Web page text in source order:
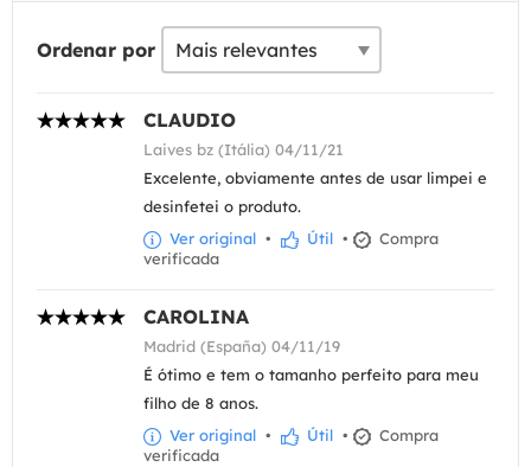
Ordenar por
CLAUDIO
Laives bz (Itália) 04/11/21
Excelente, obviamente antes de usar limpei e
desinfetei o produto.
Ver original • Útil •
Compra
verificada
CAROLINA
Madrid (España) 04/11/19
É ótimo e tem o tamanho perfeito para meu
filho de 8 anos.
Ver original • Útil •
Compra
verificada